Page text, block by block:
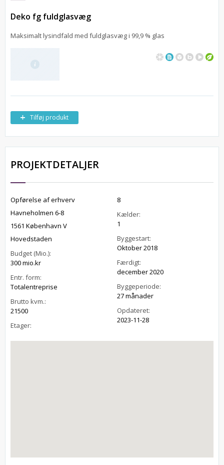
Deko fg fuldglasvæg
Maksimalt lysindfald med fuldglasvæg i 99,9 % glas
Tilføj produkt
PROJEKTDETALJER
Opførelse af erhverv
Havneholmen 6-8
1561 København V
Hovedstaden
Budget (Mio.):
300 mio.kr
Entr. form:
Totalentreprise
Brutto kvm.:
21500
Etager:
8
Kælder:
1
Byggestart:
Oktober 2018
Færdigt:
december 2020
Byggeperiode:
27 månader
Opdateret:
2023-11-28